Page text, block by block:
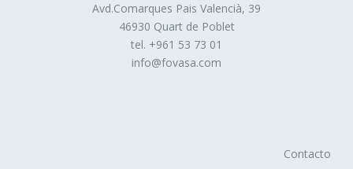
pedido, realizar el proceso de compra de un pedido,
realizar la solicitud de inscripción o participación en un
evento, utilizar elementos de seguridad durante la
navegación, almacenar contenidos para la difusión de
características de carácter general predefinidas en
Avd.Comarques Pais Valencià, 39
46930 Quart de Poblet
tel. +961 53 73 01
info@fovasa.com
Contacto